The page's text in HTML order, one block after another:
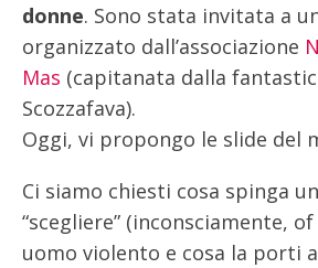
donne. Sono stata invitata a
organizzato dall’associazione
Mas (capitanata dalla
Scozzafava).
Oggi, vi propongo le slide del
Ci siamo chiesti cosa spinga
“scegliere” (inconsciamente,
uomo violento e cosa la porti